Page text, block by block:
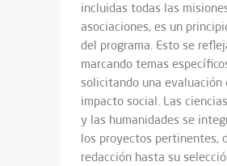
incluidas todas las
asociaciones, es un
del programa. Esto se
marcando temas
solicitando una evaluación
impacto social. Las
y las humanidades se
los proyectos pertinentes,
redacción hasta su